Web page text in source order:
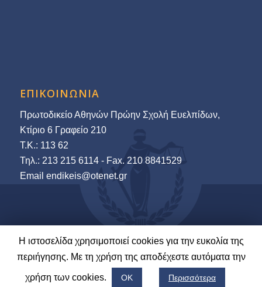
ΕΠΙΚΟΙΝΩΝΙΑ
Πρωτοδικείο Αθηνών Πρώην Σχολή Ευελπίδων,
Κτίριο 6 Γραφείο 210
Τ.Κ.: 113 62
Τηλ.: 213 215 6114 - Fax. 210 8841529
Εmail endikeis@otenet.gr
© 2022-23 Ένωση Δικαστών & Εισαγγελέων | Ανάπτυξη και Φιλοξενία:
Η ιστοσελίδα χρησιμοποιεί cookies για την ευκολία της
περιήγησης. Με τη χρήση της αποδέχεστε αυτόματα την
χρήση των cookies. ΟΚ Περισσότερα